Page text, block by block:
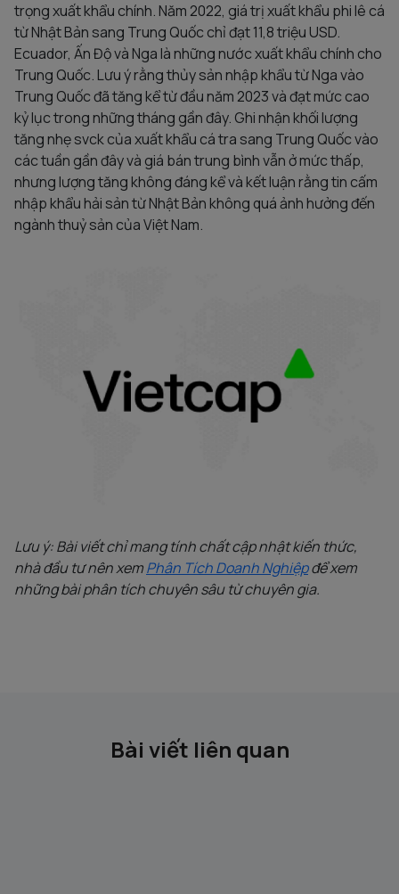
trọng xuất khẩu chính. Năm 2022, giá trị xuất khẩu phi lê cá
từ Nhật Bản sang Trung Quốc chỉ đạt 11,8 triệu USD.
Ecuador, Ấn Độ và Nga là những nước xuất khẩu chính cho
Trung Quốc. Lưu ý rằng thủy sản nhập khẩu từ Nga vào
Trung Quốc đã tăng kể từ đầu năm 2023 và đạt mức cao
kỷ lục trong những tháng gần đây. Ghi nhận khối lượng
tăng nhẹ svck của xuất khẩu cá tra sang Trung Quốc vào
các tuần gần đây và giá bán trung bình vẫn ở mức thấp,
nhưng lượng tăng không đáng kể và kết luận rằng tin cấm
nhập khẩu hải sản từ Nhật Bản không quá ảnh hưởng đến
ngành thuỷ sản của Việt Nam.
Lưu ý: Bài viết chỉ mang tính chất cập nhật kiến thức,
nhà đầu tư nên xemPhân Tích Doanh Nghiệpđể xem
những bài phân tích chuyên sâu từ chuyên gia.
Bài viết liên quan